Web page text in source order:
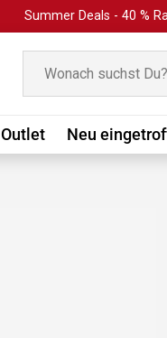
Summer Deals - 40 %
Outlet Neu